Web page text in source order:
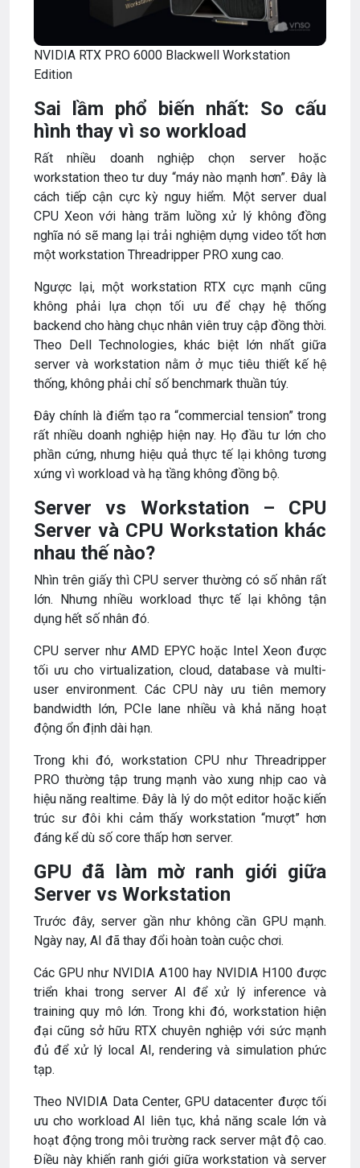
NVIDIA RTX PRO 6000 Blackwell Workstation
Edition
Sai lầm phổ biến nhất: So cấu
hình thay vì so workload
Rất nhiều doanh nghiệp chọn server hoặc
workstation theo tư duy “máy nào mạnh hơn”. Đây là
cách tiếp cận cực kỳ nguy hiểm. Một server dual
CPU Xeon với hàng trăm luồng xử lý không đồng
nghĩa nó sẽ mang lại trải nghiệm dựng video tốt hơn
một workstation Threadripper PRO xung cao.
Ngược lại, một workstation RTX cực mạnh cũng
không phải lựa chọn tối ưu để chạy hệ thống
backend cho hàng chục nhân viên truy cập đồng thời.
Theo Dell Technologies, khác biệt lớn nhất giữa
server và workstation nằm ở mục tiêu thiết kế hệ
thống, không phải chỉ số benchmark thuần túy.
Đây chính là điểm tạo ra “commercial tension” trong
rất nhiều doanh nghiệp hiện nay. Họ đầu tư lớn cho
phần cứng, nhưng hiệu quả thực tế lại không tương
xứng vì workload và hạ tầng không đồng bộ.
Server vs Workstation – CPU
Server và CPU Workstation khác
nhau thế nào?
Nhìn trên giấy thì CPU server thường có số nhân rất
lớn. Nhưng nhiều workload thực tế lại không tận
dụng hết số nhân đó.
CPU server như AMD EPYC hoặc Intel Xeon được
tối ưu cho virtualization, cloud, database và multi-
user environment. Các CPU này ưu tiên memory
bandwidth lớn, PCIe lane nhiều và khả năng hoạt
động ổn định dài hạn.
Trong khi đó, workstation CPU như Threadripper
PRO thường tập trung mạnh vào xung nhịp cao và
hiệu năng realtime. Đây là lý do một editor hoặc kiến
trúc sư đôi khi cảm thấy workstation “mượt” hơn
đáng kể dù số core thấp hơn server.
GPU đã làm mờ ranh giới giữa
Server vs Workstation
Trước đây, server gần như không cần GPU mạnh.
Ngày nay, AI đã thay đổi hoàn toàn cuộc chơi.
Các GPU như NVIDIA A100 hay NVIDIA H100 được
triển khai trong server AI để xử lý inference và
training quy mô lớn. Trong khi đó, workstation hiện
đại cũng sở hữu RTX chuyên nghiệp với sức mạnh
đủ để xử lý local AI, rendering và simulation phức
tạp.
Theo NVIDIA Data Center, GPU datacenter được tối
ưu cho workload AI liên tục, khả năng scale lớn và
hoạt động trong môi trường rack server mật độ cao.
Điều này khiến ranh giới giữa workstation và server